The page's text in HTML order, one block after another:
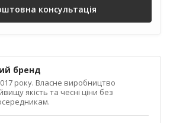
консультація
бренд
року. Власне виробництво
якість та чесні ціни без